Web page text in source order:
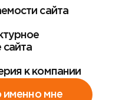
сайта
сайта
к компании
именно мне